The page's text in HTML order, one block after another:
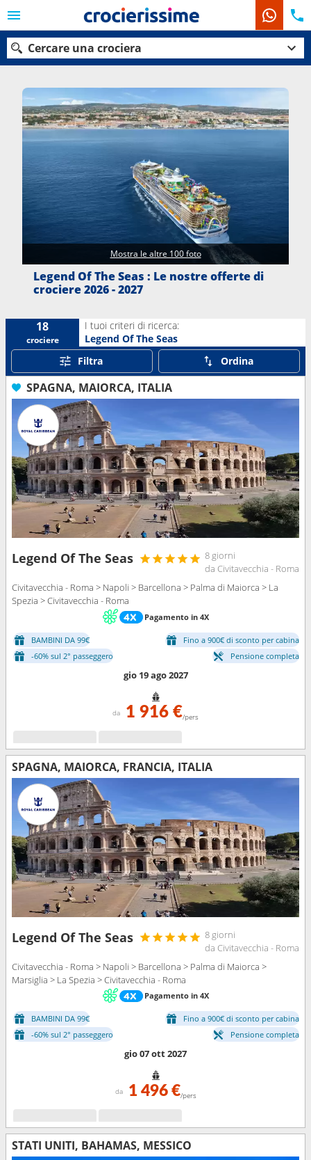
Cercare una crociera
Le nostre destinazioni
Porti Compagnie
Ricerca
Legend Of The Seas : Le nostre offerte di
crociere 2026 - 2027
Mostra le altre 100 foto
18
crociere
I tuoi criteri di ricerca:
Legend Of The Seas
Filtra
Ordina
SPAGNA, MAIORCA, ITALIA
Legend Of The Seas
8 giorni
da Civitavecchia - Roma
Civitavecchia - Roma > Napoli > Barcellona > Palma di Maiorca > La
Spezia > Civitavecchia - Roma
Pagamento in 4X
BAMBINI DA 99€
Fino a 900€ di sconto per cabina
-60% sul 2° passeggero
Pensione completa
gio 19 ago 2027
da 1 916 €/pers
SPAGNA, MAIORCA, FRANCIA, ITALIA
Legend Of The Seas
8 giorni
da Civitavecchia - Roma
Civitavecchia - Roma > Napoli > Barcellona > Palma di Maiorca >
Marsiglia > La Spezia > Civitavecchia - Roma
Pagamento in 4X
BAMBINI DA 99€
Fino a 900€ di sconto per cabina
-60% sul 2° passeggero
Pensione completa
gio 07 ott 2027
da 1 496 €/pers
STATI UNITI, BAHAMAS, MESSICO